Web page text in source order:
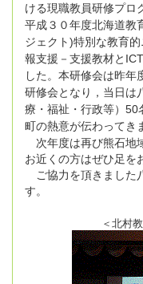
ける現職教員研修プロ
平成３０年度北海道教
ジェクト)特別な教育
報支援－支援教材と ICT
した。本研修会は昨年
研修会となり，当日は
療・福祉・行政等）50
町の熱意が伝わってき
次年度は再び熊石地
お近くの方はぜひ足を
ご協力を頂きました
す。
＜北村